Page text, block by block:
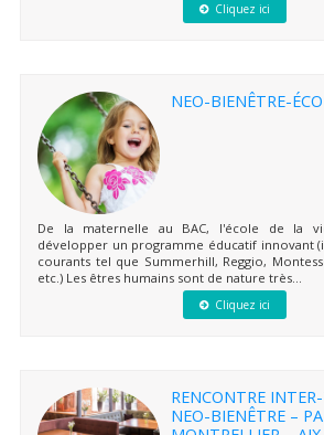
Cliquez ici
NEO-BIENÊTRE-
De la maternelle au BAC, l'école de la
développer un programme éducatif innovant
courants tel que Summerhill, Reggio,
etc.) Les êtres humains sont de nature très...
Cliquez ici
RENCONTRE
NEO-BIENÊTRE –